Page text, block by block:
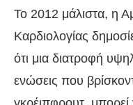
Το 2012 μάλιστα, η
Καρδιολογίας
ότι μια διατροφή
ενώσεις που